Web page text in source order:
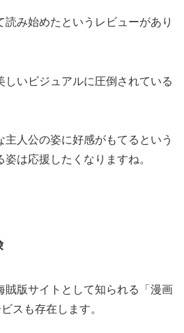
み始めたというレビューがあり
しいビジュアルに圧倒されている
主人公の姿に好感がもてるという
は応援したくなりますね。
賊版サイトとして知られる「漫画
スも存在します。